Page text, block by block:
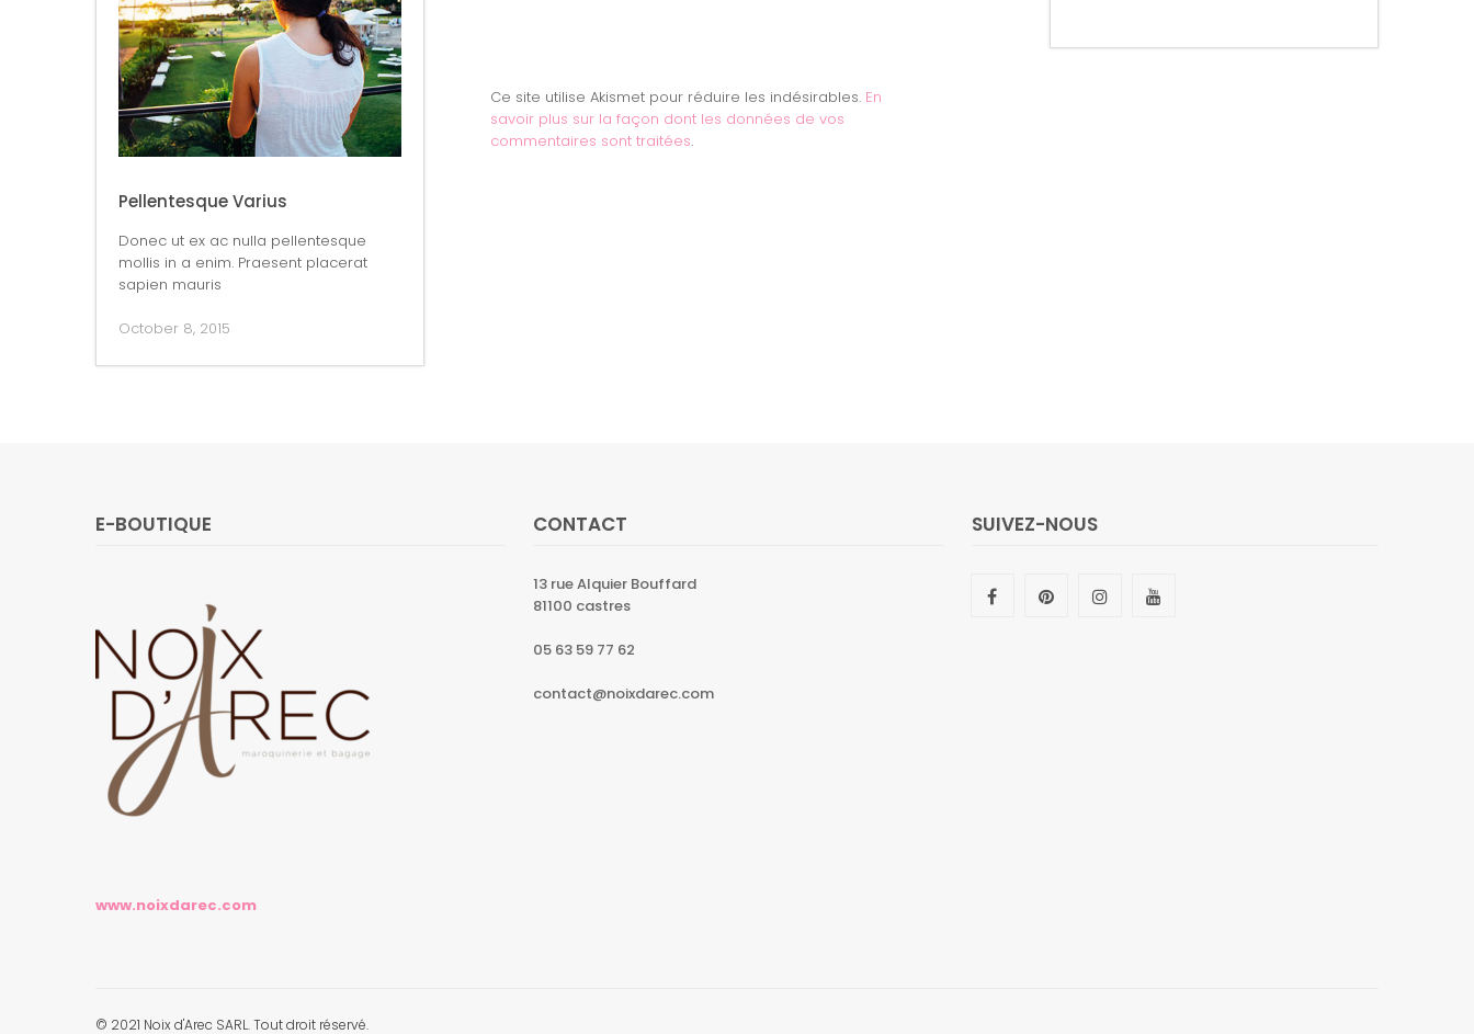
Pellentesque Varius
Donec ut ex ac nulla pellentesque
mollis in a enim. Praesent placerat
sapien mauris
October 8, 2015
Ce site utilise Akismet pour réduire les indésirables. En
savoir plus sur la façon dont les données de vos
commentaires sont traitées.
E-BOUTIQUE
www.noixdarec.com
CONTACT
13 rue Alquier Bouffard
81100 castres
05 63 59 77 62
contact@noixdarec.com
SUIVEZ-NOUS
© 2021 Noix d'Arec SARL. Tout droit réservé.